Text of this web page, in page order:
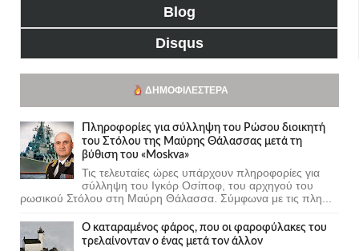
Blog
Disqus
ΔΗΜΟΦΙΛΈΣΤΕΡΑ
Πληροφορίες για σύλληψη του Ρώσου διοικητή
του Στόλου της Mαύρης Θάλασσας μετά τη
βύθιση του «Moskva»
Τις τελευταίες ώρες υπάρχουν πληροφορίες για
σύλληψη του Ιγκόρ Οσίποφ, του αρχηγού του
ρωσικού Στόλου στη Μαύρη Θάλασσα. Σύμφωνα με τις πλη...
Ο καταραμένος φάρος, που οι φαροφύλακες του
τρελαίνονταν ο ένας μετά τον άλλον